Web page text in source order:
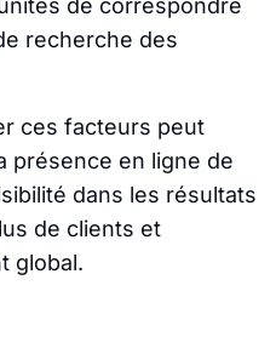
de correspondre
recherche des
ces facteurs peut
présence en ligne de
dans les résultats
de clients et
global.